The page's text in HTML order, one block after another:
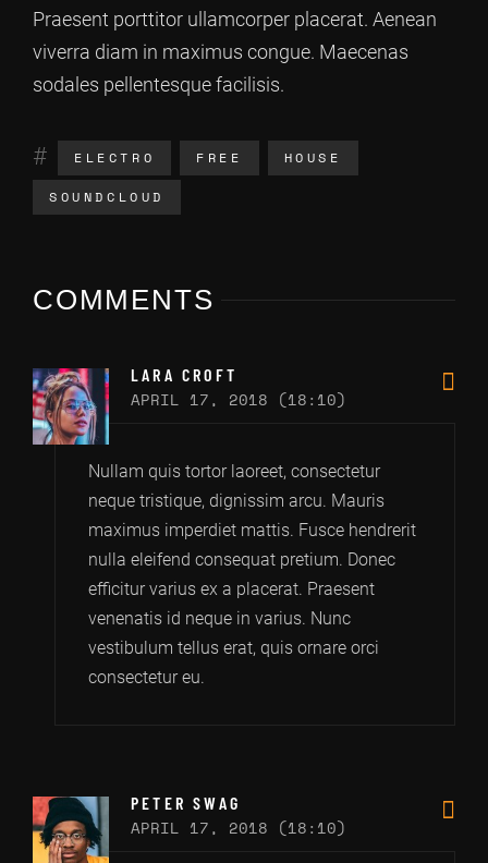
Praesent porttitor ullamcorper placerat. Aenean
viverra diam in maximus congue. Maecenas
sodales pellentesque facilisis.
ELECTRO FREE HOUSE
SOUNDCLOUD
COMMENTS
LARA CROFT
APRIL 17, 2018 (18:10)
Nullam quis tortor laoreet, consectetur
neque tristique, dignissim arcu. Mauris
maximus imperdiet mattis. Fusce hendrerit
nulla eleifend consequat pretium. Donec
efficitur varius ex a placerat. Praesent
venenatis id neque in varius. Nunc
vestibulum tellus erat, quis ornare orci
consectetur eu.
PETER SWAG
APRIL 17, 2018 (18:10)